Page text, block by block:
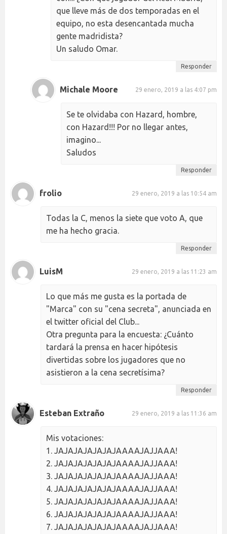
que lleve más de dos temporadas en el
equipo, no esta desencantada mucha
gente madridista?
Un saludo Omar.
Responder
Michale Moore 29 enero, 2019 a las 4:07 pm
Se te olvidaba con Hazard, hombre,
con Hazard!!! Por no llegar antes,
imagino...
Saludos
Responder
frolio 29 enero, 2019 a las 10:54 am
Todas la C, menos la siete que voto A, que
me ha hecho gracia.
Responder
LuisM 29 enero, 2019 a las 11:23 am
Lo que más me gusta es la portada de
"Marca" con su "cena secreta", anunciada en
el twitter oficial del Club...
Otra pregunta para la encuesta: ¿Cuánto
tardará la prensa en hacer hipótesis
divertidas sobre los jugadores que no
asistieron a la cena secretísima?
Responder
Esteban Extraño 29 enero, 2019 a las 11:36 am
Mis votaciones:
1. JAJAJAJAJAJAJAAAAJAJJAAA!
2. JAJAJAJAJAJAJAAAAJAJJAAA!
3. JAJAJAJAJAJAJAAAAJAJJAAA!
4. JAJAJAJAJAJAJAAAAJAJJAAA!
5. JAJAJAJAJAJAJAAAAJAJJAAA!
6. JAJAJAJAJAJAJAAAAJAJJAAA!
7. JAJAJAJAJAJAJAAAAJAJJAAA!